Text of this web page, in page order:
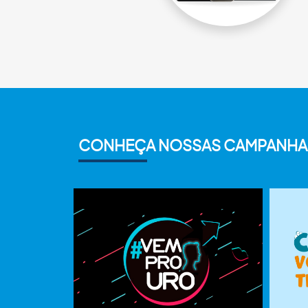
CONHEÇA NOSSAS